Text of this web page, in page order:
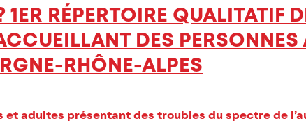
RÉPERTOIRE QUALITATIF
DES PERSONNES
RHÔNE-ALPES
adultes présentant des troubles du spectre de